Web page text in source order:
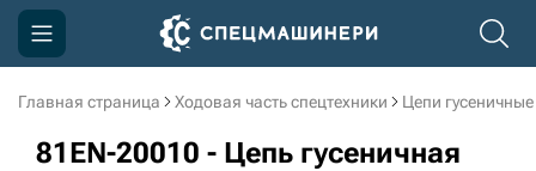
Главная страница Ходовая часть спецтехники Цепи гусеничные
81EN-20010 - Цепь гусеничная
Компания